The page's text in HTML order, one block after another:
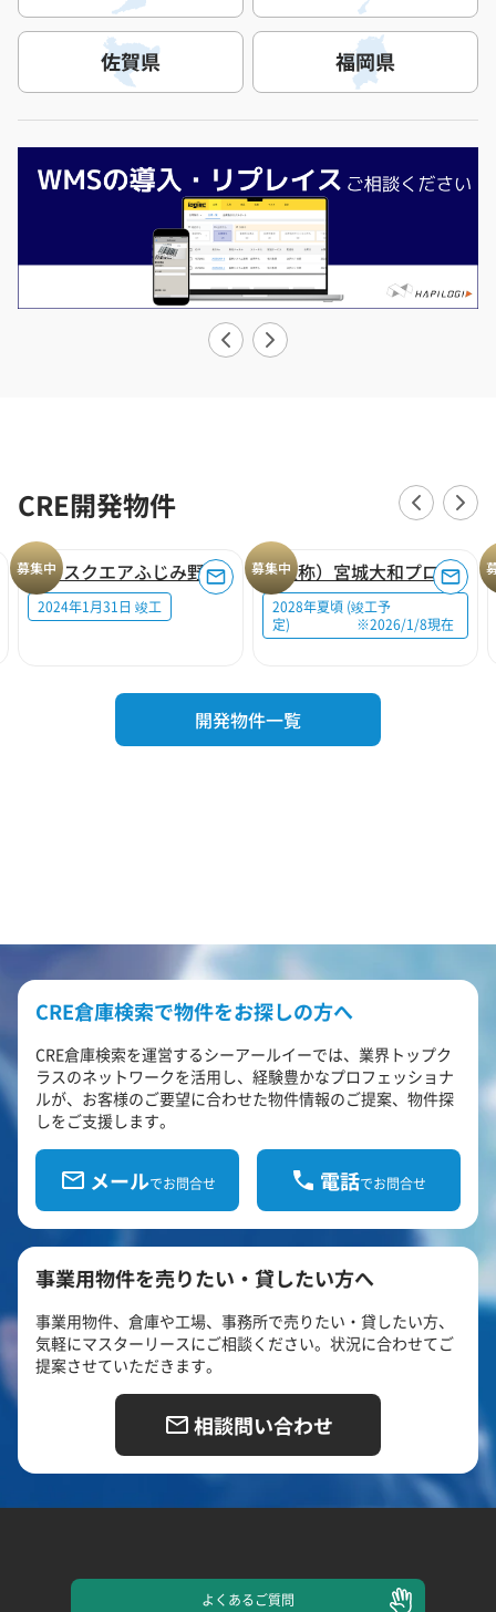
佐賀県 福岡県
CRE開発物件
募集中
ロジスクエアふじみ野A
2024年1月31日 竣工
募集中 （仮称）宮城大和プロジェクト
2028年夏頃 (竣工予
定) ※2026/1/8現在
開発物件一覧
CRE倉庫検索で物件をお探しの方へ
CRE倉庫検索を運営するシーアールイーでは、業界トップク
ラスのネットワークを活用し、経験豊かなプロフェッショナ
ルが、お客様のご要望に合わせた物件情報のご提案、物件探
しをご支援します。
メールでお問合せ 電話でお問合せ
事業用物件を売りたい・貸したい方へ
事業用物件、倉庫や工場、事務所で売りたい・貸したい方、
気軽にマスターリースにご相談ください。状況に合わせてご
提案させていただきます。
相談問い合わせ
よくあるご質問